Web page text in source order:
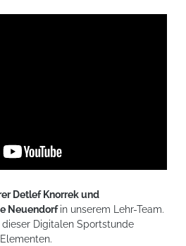
Detlef Knorrek und
Neuendorfin unserem Lehr-Team.
Digitalen Sportstunde